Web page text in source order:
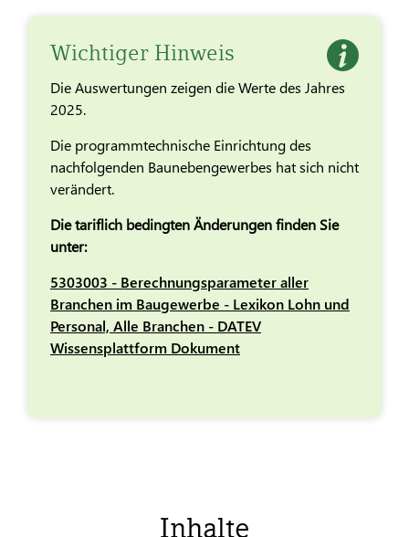
Wichtiger Hinweis
Die Auswertungen zeigen die Werte des Jahres
2025.
Die programmtechnische Einrichtung des
nachfolgenden Baunebengewerbes hat sich nicht
verändert.
Die tariflich bedingten Änderungen finden Sie
unter:
5303003 - Berechnungsparameter aller
Branchen im Baugewerbe - Lexikon Lohn und
Personal, Alle Branchen - DATEV
Wissensplattform Dokument
Inhalte